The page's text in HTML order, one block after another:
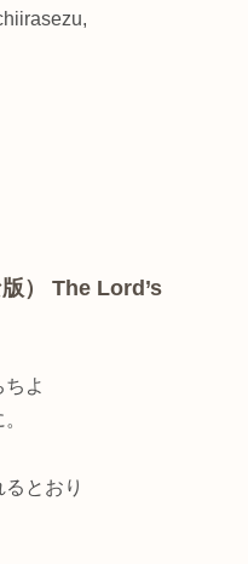
） The Lord’s
よ
とおり